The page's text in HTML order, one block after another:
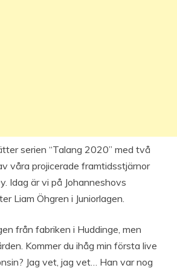
serien “Talang 2020” med två
våra projicerade framtidsstjärnor
Idag är vi på Johanneshovs
Liam Öhgren i Juniorlagen.
från fabriken i Huddinge, men
Kommer du ihåg min första live
Jag vet, jag vet… Han var nog